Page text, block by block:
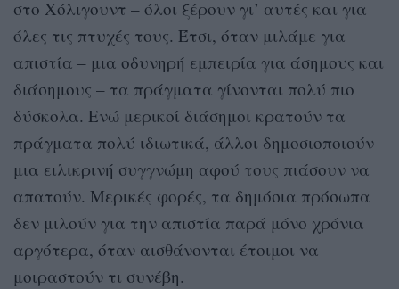
στο Χόλιγουντ – όλοι ξέρουν γι’ αυτές και για
όλες τις πτυχές τους. Έτσι, όταν μιλάμε για
απιστία – μια οδυνηρή εμπειρία για άσημους και
διάσημους – τα πράγματα γίνονται πολύ πιο
δύσκολα. Ενώ μερικοί διάσημοι κρατούν τα
πράγματα πολύ ιδιωτικά, άλλοι δημοσιοποιούν
μια ειλικρινή συγγνώμη αφού τους πιάσουν να
απατούν. Μερικές φορές, τα δημόσια πρόσωπα
δεν μιλούν για την απιστία παρά μόνο χρόνια
αργότερα, όταν αισθάνονται έτοιμοι να
μοιραστούν τι συνέβη.